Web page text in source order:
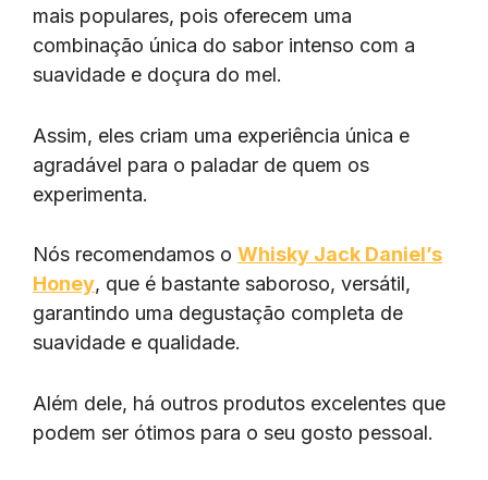
mais populares, pois oferecem uma
combinação única do sabor intenso com a
suavidade e doçura do mel.
Assim, eles criam uma experiência única e
agradável para o paladar de quem os
experimenta.
Nós recomendamos o Whisky Jack Daniel’s
Honey, que é bastante saboroso, versátil,
garantindo uma degustação completa de
suavidade e qualidade.
Além dele, há outros produtos excelentes que
podem ser ótimos para o seu gosto pessoal.